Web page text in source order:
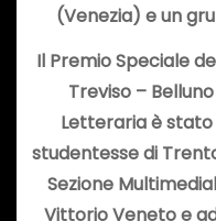
(Venezia) e un
Il Premio Speciale
Treviso –
Letteraria è
studentesse di
Sezione
Vittorio Veneto e